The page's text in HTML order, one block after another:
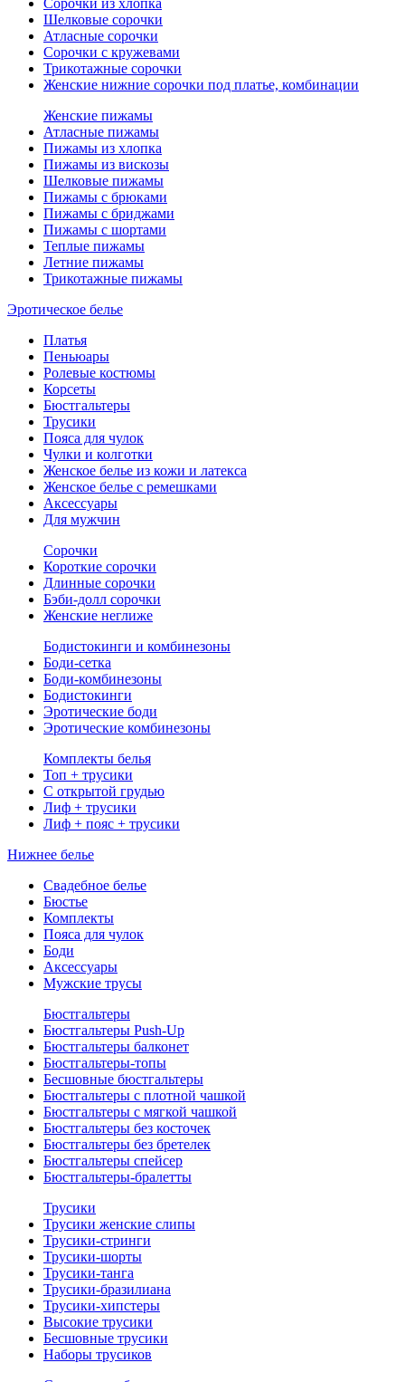
Сорочки из хлопка
Шелковые сорочки
Атласные сорочки
Сорочки с кружевами
Трикотажные сорочки
Женские нижние сорочки под платье, комбинации
Женские пижамы
Атласные пижамы
Пижамы из хлопка
Пижамы из вискозы
Шелковые пижамы
Пижамы с брюками
Пижамы с бриджами
Пижамы с шортами
Теплые пижамы
Летние пижамы
Трикотажные пижамы
Эротическое белье
Платья
Пеньюары
Ролевые костюмы
Корсеты
Бюстгальтеры
Трусики
Пояса для чулок
Чулки и колготки
Женское белье из кожи и латекса
Женское белье с ремешками
Аксессуары
Для мужчин
Сорочки
Короткие сорочки
Длинные сорочки
Бэби-долл сорочки
Женские неглиже
Бодистокинги и комбинезоны
Боди-сетка
Боди-комбинезоны
Бодистокинги
Эротические боди
Эротические комбинезоны
Комплекты белья
Топ + трусики
С открытой грудью
Лиф + трусики
Лиф + пояс + трусики
Нижнее белье
Свадебное белье
Бюстье
Комплекты
Пояса для чулок
Боди
Аксессуары
Мужские трусы
Бюстгальтеры
Бюстгальтеры Push-Up
Бюстгальтеры балконет
Бюстгальтеры-топы
Бесшовные бюстгальтеры
Бюстгальтеры с плотной чашкой
Бюстгальтеры с мягкой чашкой
Бюстгальтеры без косточек
Бюстгальтеры без бретелек
Бюстгальтеры спейсер
Бюстгальтеры-бралетты
Трусики
Трусики женские слипы
Трусики-стринги
Трусики-шорты
Трусики-танга
Трусики-бразилиана
Трусики-хипстеры
Высокие трусики
Бесшовные трусики
Наборы трусиков